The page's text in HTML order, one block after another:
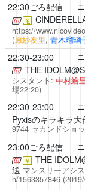
22:30ごろ配信
￥
https://
(原紗友里, 青木瑠璃
22:30-23:00
THE
シスタント: 中村繪
場22:20)
22:30-23:00
Pyxisのキラキラ大
9744セカンドショ
23:00ごろ配信
￥ THE
送 マンスリーアシ
h/1563357846(2019/